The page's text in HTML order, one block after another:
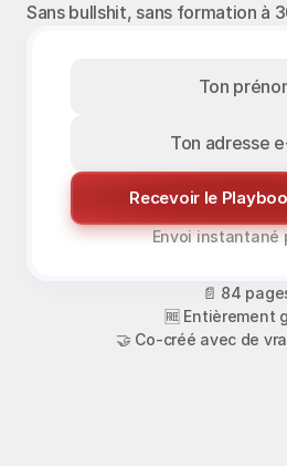
Sans bullshit, sans formation à
Recevoir le
Envoi instantané
📄 84
🆓 Entièrement
🤝 Co-créé avec de